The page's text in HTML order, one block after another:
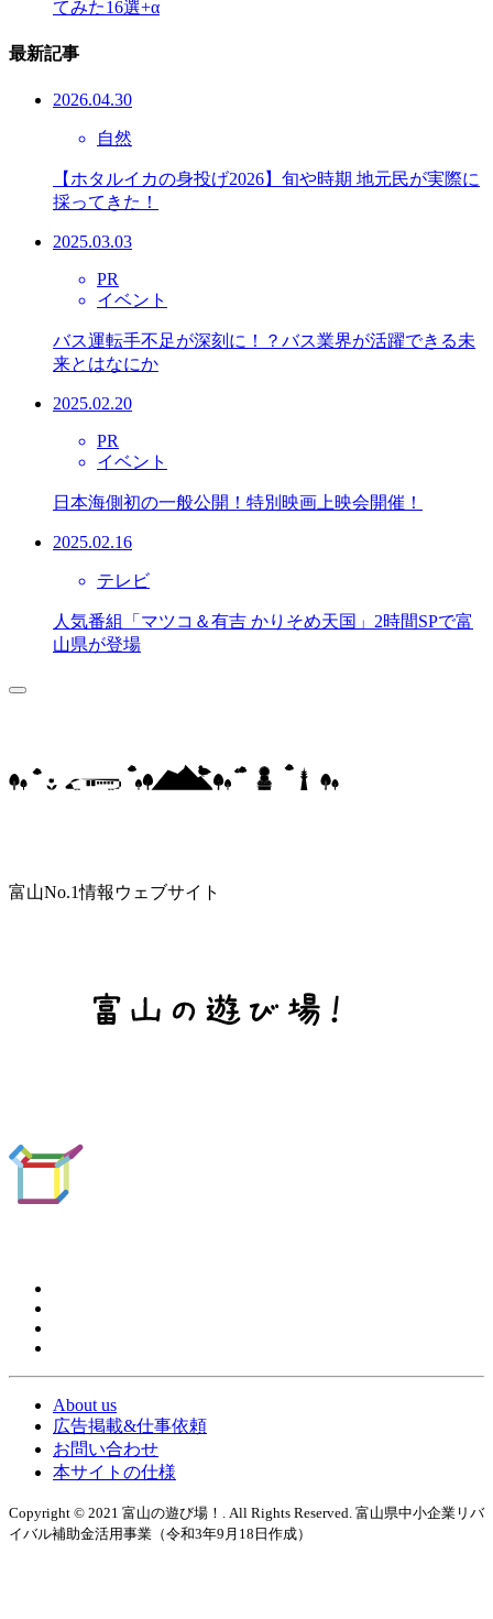
てみた16選+α
最新記事
2026.04.30
自然
【ホタルイカの身投げ2026】旬や時期 地元民が実際に
採ってきた！
2025.03.03
PR
イベント
バス運転手不足が深刻に！？バス業界が活躍できる未
来とはなにか
2025.02.20
PR
イベント
日本海側初の一般公開！特別映画上映会開催！
2025.02.16
テレビ
人気番組「マツコ＆有吉 かりそめ天国」2時間SPで富
山県が登場
富山No.1情報ウェブサイト
About us
広告掲載&仕事依頼
お問い合わせ
本サイトの仕様
Copyright © 2021 富山の遊び場！. All Rights Reserved. 富山県中小企業リバ
イバル補助金活用事業（令和3年9月18日作成）